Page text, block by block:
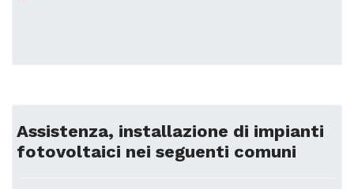
Assistenza, installazione di impianti
fotovoltaici nei seguenti comuni